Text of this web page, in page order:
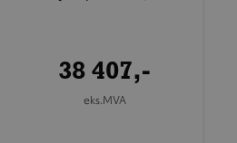
38 407,-
eks.MVA